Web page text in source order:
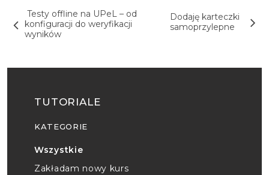
TUTORIALE
KATEGORIE
Wszystkie
Zakładam nowy kurs
Testy offline na UPeL – od
konfiguracji do weryfikacji
wyników
Dodaję karteczki
samoprzylepne